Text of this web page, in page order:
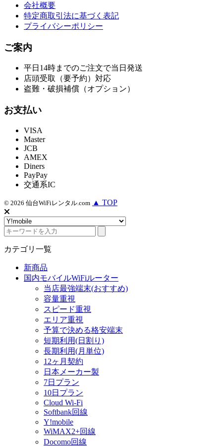
会社概要
特定商取引法に基づく表記
プライバシーポリシー
ご案内
平日14時までのご注文で当日発送
店頭受取（要予約）対応
盗難・破損補償（オプション）
お支払い
VISA
Master
JCB
AMEX
Diners
PayPay
交通系IC
© 2026 仙台WiFiレンタル.com ▲ TOP
カテゴリ一覧
新商品
国内モバイルWiFiルーター
当店最強端末(おすすめ)
容量重視
スピード重視
エリア重視
予算で決める格安端末
短期利用(日割り)
長期利用(月単位)
12ヶ月契約
日本メーカー製
7日プラン
10日プラン
Cloud Wi-Fi
Softbank回線
Y!mobile
WiMAX2+回線
Docomo回線